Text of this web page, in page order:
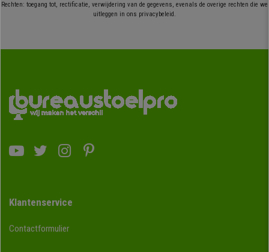
Rechten: toegang tot, rectificatie, verwijdering van de gegevens, evenals de overige rechten die we
uitleggen in ons privacybeleid.
Klantenservice
Contactformulier